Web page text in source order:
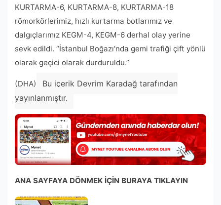
KURTARMA-6, KURTARMA-8, KURTARMA-18
römorkörlerimiz, hızlı kurtarma botlarımız ve
dalgıçlarımız KEGM-4, KEGM-6 derhal olay yerine
sevk edildi. “İstanbul Boğazı'nda gemi trafiği çift yönlü
olarak geçici olarak durduruldu.”
(DHA)
Bu içerik Devrim Karadağ tarafından
yayınlanmıştır.
ANA SAYFAYA DÖNMEK İÇİN BURAYA TIKLAYIN